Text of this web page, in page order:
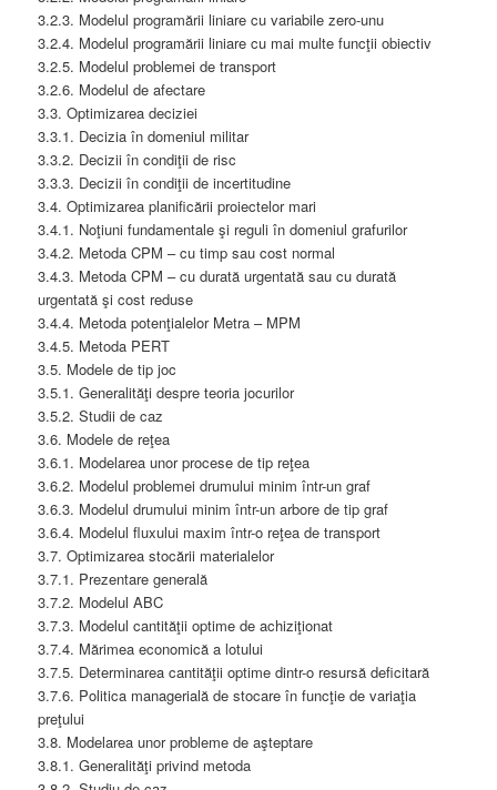
3.2.3. Modelul programării liniare cu variabile zero-unu
3.2.4. Modelul programării liniare cu mai multe funcţii obiectiv
3.2.5. Modelul problemei de transport
3.2.6. Modelul de afectare
3.3. Optimizarea deciziei
3.3.1. Decizia în domeniul militar
3.3.2. Decizii în condiţii de risc
3.3.3. Decizii în condiţii de incertitudine
3.4. Optimizarea planificării proiectelor mari
3.4.1. Noţiuni fundamentale şi reguli în domeniul grafurilor
3.4.2. Metoda CPM – cu timp sau cost normal
3.4.3. Metoda CPM – cu durată urgentată sau cu durată
urgentată şi cost reduse
3.4.4. Metoda potenţialelor Metra – MPM
3.4.5. Metoda PERT
3.5. Modele de tip joc
3.5.1. Generalităţi despre teoria jocurilor
3.5.2. Studii de caz
3.6. Modele de reţea
3.6.1. Modelarea unor procese de tip reţea
3.6.2. Modelul problemei drumului minim într-un graf
3.6.3. Modelul drumului minim într-un arbore de tip graf
3.6.4. Modelul fluxului maxim într-o reţea de transport
3.7. Optimizarea stocării materialelor
3.7.1. Prezentare generală
3.7.2. Modelul ABC
3.7.3. Modelul cantităţii optime de achiziţionat
3.7.4. Mărimea economică a lotului
3.7.5. Determinarea cantităţii optime dintr-o resursă deficitară
3.7.6. Politica managerială de stocare în funcţie de variaţia
preţului
3.8. Modelarea unor probleme de aşteptare
3.8.1. Generalităţi privind metoda